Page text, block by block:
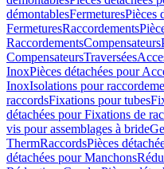
démontablesFermeturesPièces
FermeturesRaccordements
RaccordementsCompensateurs
CompensateursTraversées
InoxPièces détachées pour
InoxIsolations pour
raccordsFixations pour tubes
détachées pour Fixations de
vis pour assemblages à bride
ThermRaccordsPièces
détachées pour Manchons